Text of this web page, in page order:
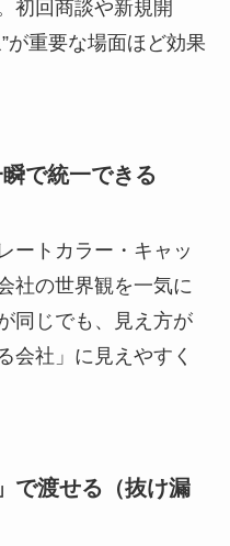
初回商談や新規開
が重要な場面ほど効果
で統一できる
ートカラー・キャッ
社の世界観を一気に
同じでも、見え方が
会社」に見えやすく
で渡せる（抜け漏